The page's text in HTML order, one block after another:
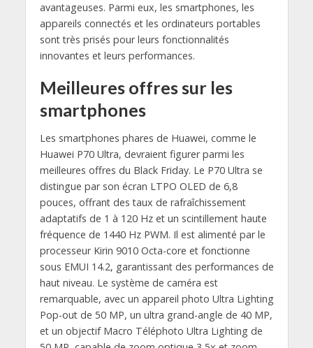
avantageuses. Parmi eux, les smartphones, les
appareils connectés et les ordinateurs portables
sont très prisés pour leurs fonctionnalités
innovantes et leurs performances.
Meilleures offres sur les
smartphones
Les smartphones phares de Huawei, comme le
Huawei P70 Ultra, devraient figurer parmi les
meilleures offres du Black Friday. Le P70 Ultra se
distingue par son écran LTPO OLED de 6,8
pouces, offrant des taux de rafraîchissement
adaptatifs de 1 à 120 Hz et un scintillement haute
fréquence de 1440 Hz PWM. Il est alimenté par le
processeur Kirin 9010 Octa-core et fonctionne
sous EMUI 14.2, garantissant des performances de
haut niveau. Le système de caméra est
remarquable, avec un appareil photo Ultra Lighting
Pop-out de 50 MP, un ultra grand-angle de 40 MP,
et un objectif Macro Téléphoto Ultra Lighting de